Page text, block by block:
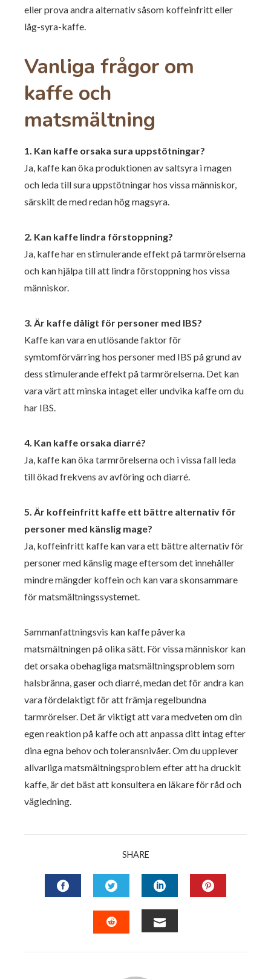
eller prova andra alternativ såsom koffeinfritt eller
låg-syra-kaffe.
Vanliga frågor om
kaffe och
matsmältning
1. Kan kaffe orsaka sura uppstötningar?
Ja, kaffe kan öka produktionen av saltsyra i magen
och leda till sura uppstötningar hos vissa människor,
särskilt de med redan hög magsyra.
2. Kan kaffe lindra förstoppning?
Ja, kaffe har en stimulerande effekt på tarmrörelserna
och kan hjälpa till att lindra förstoppning hos vissa
människor.
3. Är kaffe dåligt för personer med IBS?
Kaffe kan vara en utlösande faktor för
symtomförvärring hos personer med IBS på grund av
dess stimulerande effekt på tarmrörelserna. Det kan
vara värt att minska intaget eller undvika kaffe om du
har IBS.
4. Kan kaffe orsaka diarré?
Ja, kaffe kan öka tarmrörelserna och i vissa fall leda
till ökad frekvens av avföring och diarré.
5. Är koffeinfritt kaffe ett bättre alternativ för
personer med känslig mage?
Ja, koffeinfritt kaffe kan vara ett bättre alternativ för
personer med känslig mage eftersom det innehåller
mindre mängder koffein och kan vara skonsammare
för matsmältningssystemet.
Sammanfattningsvis kan kaffe påverka
matsmältningen på olika sätt. För vissa människor kan
det orsaka obehagliga matsmältningsproblem som
halsbränna, gaser och diarré, medan det för andra kan
vara fördelaktigt för att främja regelbundna
tarmrörelser. Det är viktigt att vara medveten om din
egen reaktion på kaffe och att anpassa ditt intag efter
dina egna behov och toleransnivåer. Om du upplever
allvarliga matsmältningsproblem efter att ha druckit
kaffe, är det bäst att konsultera en läkare för råd och
vägledning.
SHARE
FACEBOOKTWITTERLINKEDIN